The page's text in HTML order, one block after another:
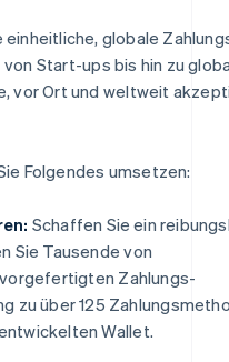
globale
Start-ups bis hin zu
vor Ort und weltweit
Folgendes umsetzen:
Schaffen Sie ein
Sie Tausende von
Zahlungs-
zu über 125
Wallet.